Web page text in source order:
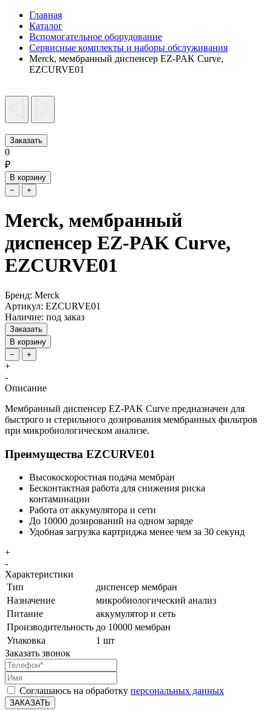
Главная
Каталог
Вспомогательное оборудование
Сервисные комплекты и наборы обслуживания
Merck, мембранный диспенсер EZ-PAK Curve,
EZCURVE01
Заказать
0
₽
В корзину
−
+
Merck, мембранный
диспенсер EZ-PAK Curve,
EZCURVE01
Бренд: Merck
Артикул: EZCURVE01
Наличие: под заказ
Заказать
В корзину
−
+
+
-
Описание
Мембранный диспенсер EZ-PAK Curve предназначен для
быстрого и стерильного дозирования мембранных фильтров
при микробиологическом анализе.
Преимущества EZCURVE01
Высокоскоростная подача мембран
Бесконтактная работа для снижения риска
контаминации
Работа от аккумулятора и сети
До 10000 дозирований на одном заряде
Удобная загрузка картриджа менее чем за 30 секунд
+
-
Характеристики
Тип
диспенсер мембран
Назначение
микробиологический анализ
Питание
аккумулятор и сеть
Производительность до 10000 мембран
Упаковка
1 шт
Заказать звонок
Соглашаюсь на обработку персональных данных
ЗАКАЗАТЬ